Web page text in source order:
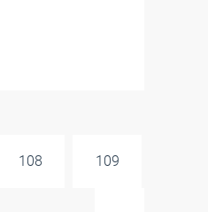
108 109